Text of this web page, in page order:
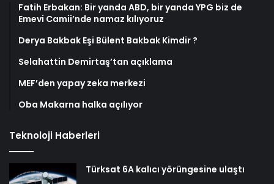
Fatih Erbakan: Bir yanda ABD, bir yanda YPG biz de
Emevi Camii’nde namaz kılıyoruz
Derya Bakbak Eşi Bülent Bakbak Kimdir ?
Selahattin Demirtaş’tan açıklama
MEF’den yapay zeka merkezi
Oba Makarna halka açılıyor
Teknoloji Haberleri
Türksat 6A kalıcı yörüngesine ulaştı